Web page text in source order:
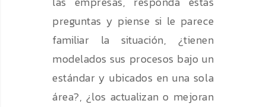
preguntas y piense si le parece
familiar la situación, ¿tienen
modelados sus procesos bajo un
estándar y ubicados en una sola
área?, ¿los actualizan o mejoran